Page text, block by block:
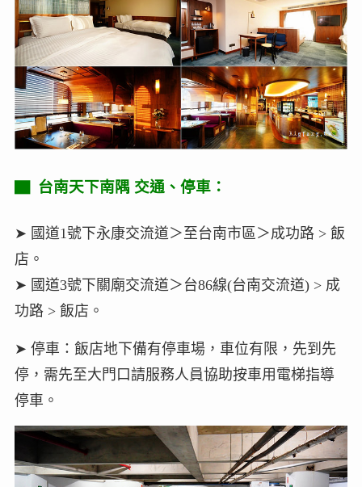
▇ 台南天下南隅 交通、停車：
➤ 國道1號下永康交流道＞至台南市區＞成功路 > 飯
店。
➤ 國道3號下關廟交流道＞台86線(台南交流道) > 成
功路 > 飯店。
➤ 停車：飯店地下備有停車場，車位有限，先到先
停，需先至大門口請服務人員協助按車用電梯指導
停車。